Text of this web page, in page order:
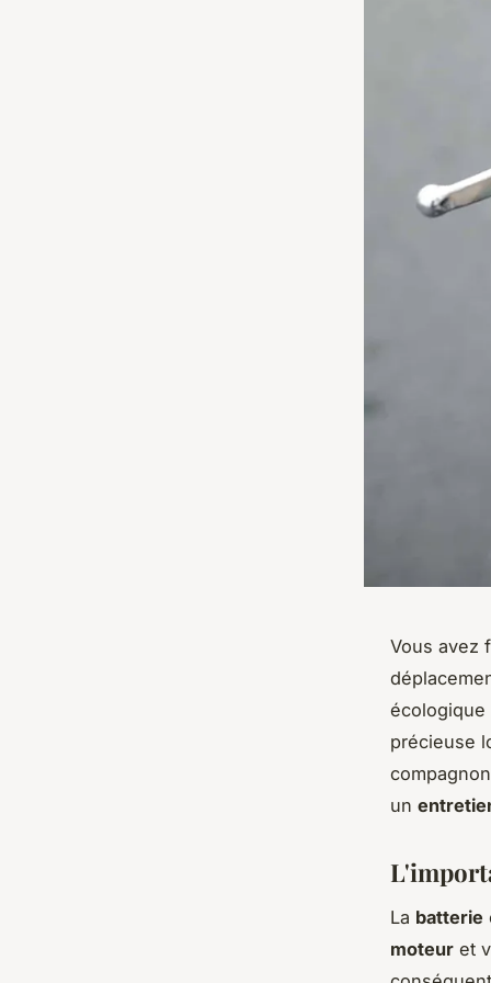
Vous avez
écologique
précieuse
un
La batterie
moteur et